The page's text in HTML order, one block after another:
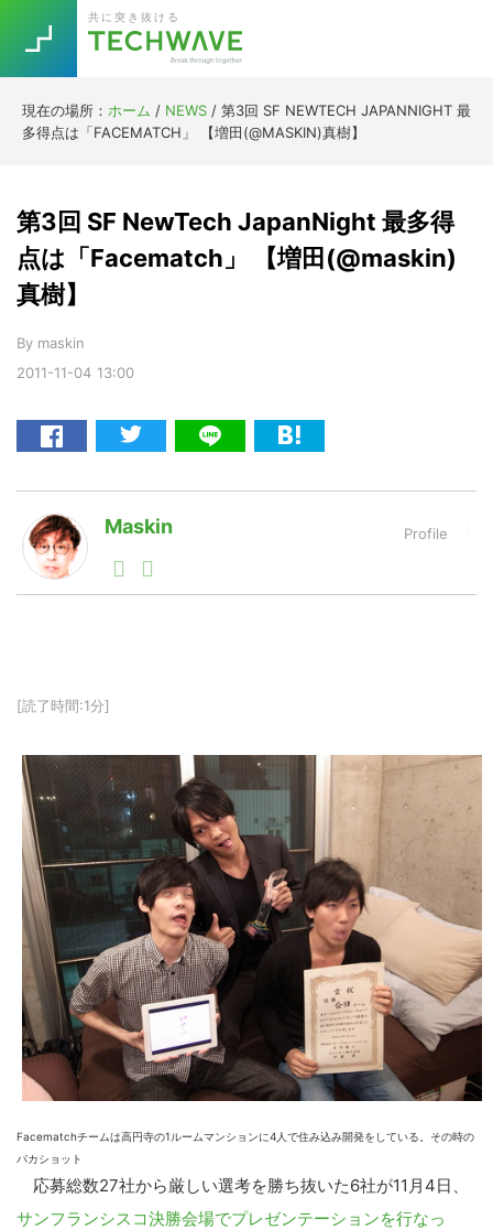
primary
navigation
main
content
primary
sidebar
footer
共に突き抜ける
現在の場所： ホーム / NEWS / 第3回 SF NEWTECH JAPANNIGHT 最
多得点は「FACEMATCH」 【増田(@MASKIN)真樹】
2011-11-04 13:00
第3回 SF NewTech JapanNight 最多得
点は「Facematch」 【増田(@maskin)
真樹】
By maskin
Maskin
1990年代初頭から記者としてまた起業家としてITスタ
ートアップ業界のハードウェアからソフトウェアの事業
スクとして数億PV事業に。世界最大IT系メディア（ス
[読了時間:1分]
Facematchチームは高円寺の1ルームマンションに4人で住み込み開発をしている。その時の
バカショット
応募総数27社から厳しい選考を勝ち抜いた6社が11月4日、
サンフランシスコ決勝会場でプレゼンテーションを行なっ
TOPICS
RE:LIFE
Re:Work
AI
暗号資産
VR/AR
[Startup]
[Voice Edition]
[YouTube]
LINE
特集
Block Data Bank
Trend 今話題の注目キーワード
5G テレワーク
ニューノーマル
Daily Weekly